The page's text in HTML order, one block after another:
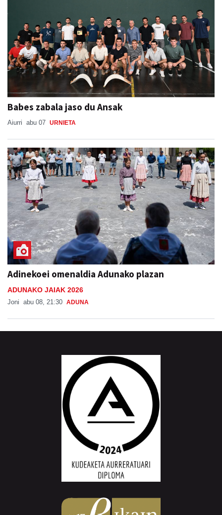
Babes zabala jaso du Ansak
Aiurri abu 07 URNIETA
Adinekoei omenaldia Adunako plazan
ADUNAKO JAIAK 2026
Joni abu 08, 21:30 ADUNA